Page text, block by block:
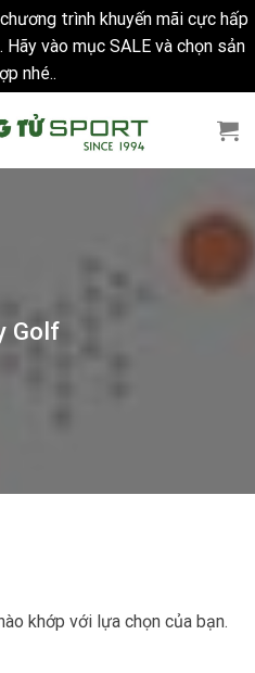
trình khuyến mãi cực hấp
vào mục SALE và chọn sản
nhé..
Golf
khớp với lựa chọn của bạn.